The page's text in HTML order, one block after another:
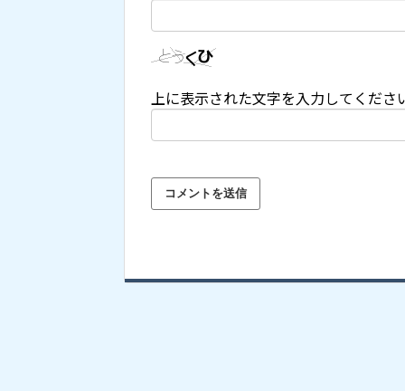
上に表示された文字を入力してくださ